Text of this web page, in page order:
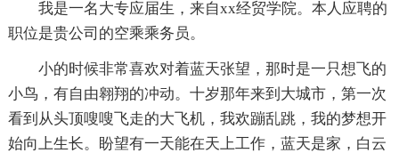
我是一名大专应届生，来自xx经贸学院。本人应聘的
职位是贵公司的空乘乘务员。
小的时候非常喜欢对着蓝天张望，那时是一只想飞的
小鸟，有自由翱翔的冲动。十岁那年来到大城市，第一次
看到从头顶嗖嗖飞走的大飞机，我欢蹦乱跳，我的梦想开
始向上生长。盼望有一天能在天上工作，蓝天是家，白云